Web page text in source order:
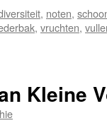
, noten,
, vruchten,
Kleine